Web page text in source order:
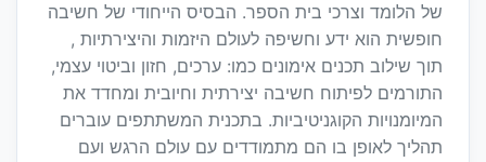
של הלומד וצרכי בית הספר. הבסיס הייחודי של חשיבה
חופשית הוא ידע וחשיפה לעולם היזמות והיצירתיות ,
תוך שילוב תכנים אימונים כמו: ערכים, חזון וביטוי עצמי,
התורמים לפיתוח חשיבה יצירתית וחיובית ומחדד את
המיומנויות הקוגניטיביות. בתכנית המשתתפים עוברים
תהליך לאופן בו הם מתמודדים עם עולם הרגש ועם